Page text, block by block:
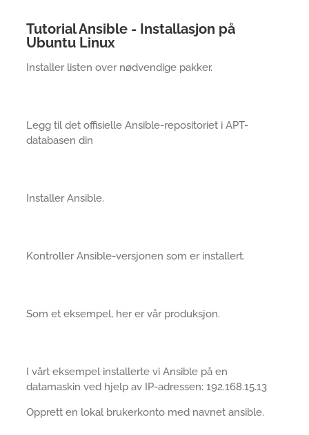
Tutorial Ansible - Installasjon på
Ubuntu Linux
Installer listen over nødvendige pakker.
Legg til det offisielle Ansible-repositoriet i APT-
databasen din
Installer Ansible.
Kontroller Ansible-versjonen som er installert.
Som et eksempel, her er vår produksjon.
I vårt eksempel installerte vi Ansible på en
datamaskin ved hjelp av IP-adressen: 192.168.15.13
Opprett en lokal brukerkonto med navnet ansible.